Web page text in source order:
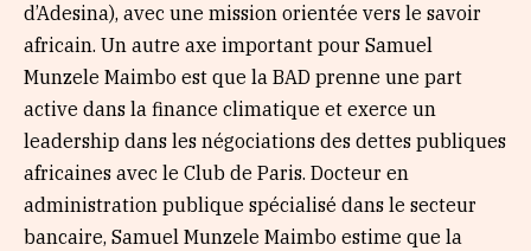
d’Adesina), avec une mission orientée vers le savoir
africain. Un autre axe important pour Samuel
Munzele Maimbo est que la BAD prenne une part
active dans la finance climatique et exerce un
leadership dans les négociations des dettes publiques
africaines avec le Club de Paris. Docteur en
administration publique spécialisé dans le secteur
bancaire, Samuel Munzele Maimbo estime que la